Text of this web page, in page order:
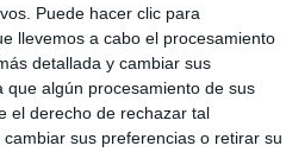
Puede hacer clic para
llevemos a cabo el procesamiento
detallada y cambiar sus
que algún procesamiento de sus
el derecho de rechazar tal
sus preferencias o retirar su